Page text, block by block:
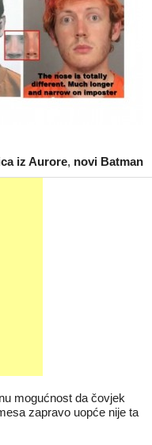
iz Aurore, novi Batman
mogućnost da čovjek
zapravo uopće nije ta